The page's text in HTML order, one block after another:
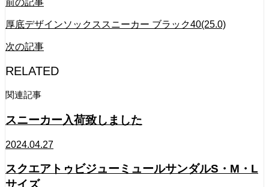
厚底デザインソックススニーカー ブラック40(25.0)
次の記事
RELATED
関連記事
スニーカー入荷致しました
2024.04.27
スクエアトゥビジューミュールサンダルS・M・L